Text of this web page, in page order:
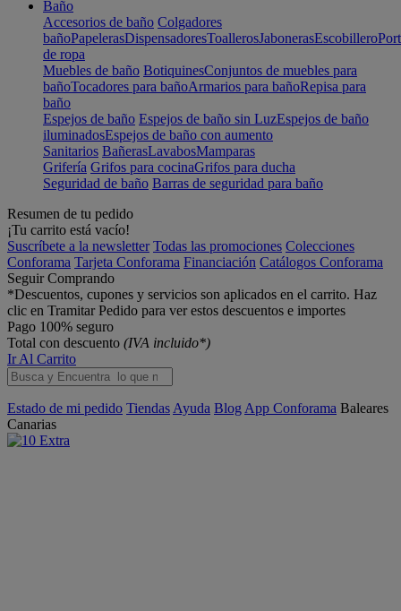
Baño
Accesorios de baño Colgadores
bañoPapelerasDispensadoresToallerosJabonerasEscobillero
de ropa
Muebles de baño BotiquinesConjuntos de muebles para
bañoTocadores para bañoArmarios para bañoRepisa para
baño
Espejos de baño Espejos de baño sin LuzEspejos de baño
iluminadosEspejos de baño con aumento
Sanitarios BañerasLavabosMamparas
Grifería Grifos para cocinaGrifos para ducha
Seguridad de baño Barras de seguridad para baño
Resumen de tu pedido
¡Tu carrito está vacío!
Suscríbete a la newsletter Todas las promociones Colecciones
Conforama Tarjeta Conforama Financiación Catálogos Conforama
Seguir Comprando
*Descuentos, cupones y servicios son aplicados en el carrito. Haz
clic en Tramitar Pedido para ver estos descuentos e importes
Pago 100% seguro
Total con descuento (IVA incluido*)
Ir Al Carrito
Estado de mi pedido Tiendas Ayuda Blog App Conforama Baleares
Canarias